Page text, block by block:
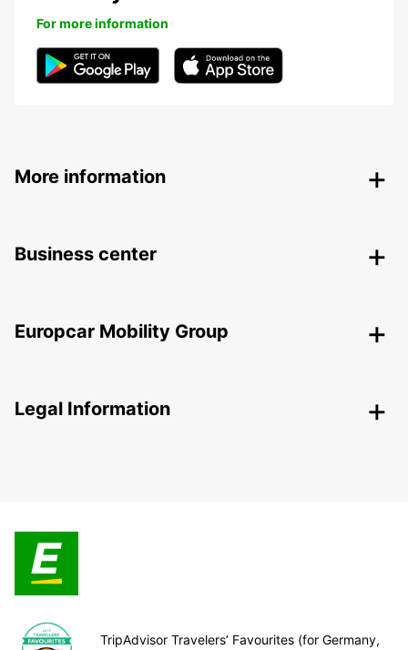
For more information
More information
Business center
Europcar Mobility Group
Legal Information
TripAdvisor Travelers’ Favourites (for Germany,